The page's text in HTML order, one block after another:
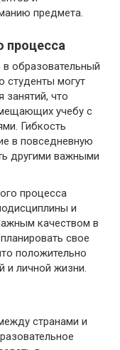
предмета.
процесса
в образовательный
студенты могут
что
учебу с
Гибкость
в повседневную
другими важными
процесса
и
качеством в
свое
положительно
и личной жизни.
странами и